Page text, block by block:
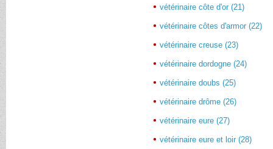
vétérinaire côte d'or (21)
vétérinaire côtes d'armor (22)
vétérinaire creuse (23)
vétérinaire dordogne (24)
vétérinaire doubs (25)
vétérinaire drôme (26)
vétérinaire eure (27)
vétérinaire eure et loir (28)